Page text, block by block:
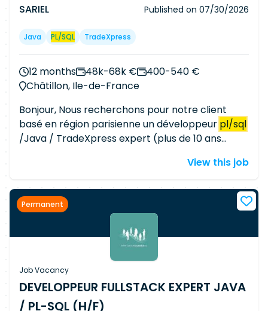
SARIEL Published on 07/30/2026
Java PL/SQL TradeXpress
12 months 48k-68k €
400-540 €
Châtillon, Ile-de-France
Bonjour, Nous recherchons pour notre client
basé en région parisienne un développeur pl/sql
/Java / TradeXpress expert (plus de 10 ans
incidents de production de niveau 3 et les
demandes utilisateurs en fonction de leurs
priorités Identifier de manière précise les root
causes des incidents et des problèmes repérés
dans le cadre du monitoring Identifier les besoins
complémentaires des utilisateurs en termes de
formation et de documentation Compétences
techniques
PL/SQL
View this job
Permanent
Job Vacancy
DEVELOPPEUR FULLSTACK EXPERT JAVA
/ PL-SQL (H/F)